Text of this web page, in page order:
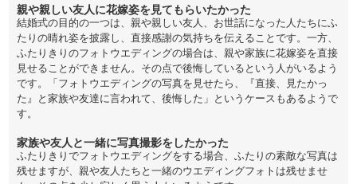
親や親しい友人に花嫁姿を見てもらいたかった
結婚式の目的の一つは、親や親しい友人、お世話になった人たちにふ
たりの晴れ姿を披露し、直接感謝の気持ちを伝えることです。一方、
ふたりきりのフォトウエディングの場合は、親や家族に花嫁姿を直接
見せることができません。その点で後悔しているという人がいるよう
です。「フォトウエディングの写真を見せたら、『直接、見たかっ
た』と家族や友達に言われて、後悔した」というケースもあるようで
す。
家族や友人と一緒に写真撮影をしたかった
ふたりきりでフォトウエディングをする場合、ふたりの素敵な写真は
残せますが、親や友人たちと一緒のウエディングフォトは残せませ